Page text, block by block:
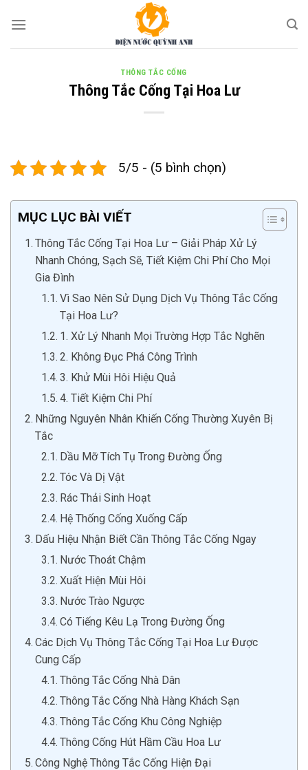
THÔNG TẮC CỐNG
Thông Tắc Cống Tại Hoa Lư
5/5 - (5 bình chọn)
MỤC LỤC BÀI VIẾT
Thông Tắc Cống Tại Hoa Lư – Giải Pháp Xử Lý
Nhanh Chóng, Sạch Sẽ, Tiết Kiệm Chi Phí Cho Mọi
Gia Đình
Vì Sao Nên Sử Dụng Dịch Vụ Thông Tắc Cống
Tại Hoa Lư?
1. Xử Lý Nhanh Mọi Trường Hợp Tắc Nghẽn
2. Không Đục Phá Công Trình
3. Khử Mùi Hôi Hiệu Quả
4. Tiết Kiệm Chi Phí
Những Nguyên Nhân Khiến Cống Thường Xuyên Bị
Tắc
Dầu Mỡ Tích Tụ Trong Đường Ống
Tóc Và Dị Vật
Rác Thải Sinh Hoạt
Hệ Thống Cống Xuống Cấp
Dấu Hiệu Nhận Biết Cần Thông Tắc Cống Ngay
Nước Thoát Chậm
Xuất Hiện Mùi Hôi
Nước Trào Ngược
Có Tiếng Kêu Lạ Trong Đường Ống
Các Dịch Vụ Thông Tắc Cống Tại Hoa Lư Được
Cung Cấp
Thông Tắc Cống Nhà Dân
Thông Tắc Cống Nhà Hàng Khách Sạn
Thông Tắc Cống Khu Công Nghiệp
Thông Cống Hút Hầm Cầu Hoa Lư
Công Nghệ Thông Tắc Cống Hiện Đại